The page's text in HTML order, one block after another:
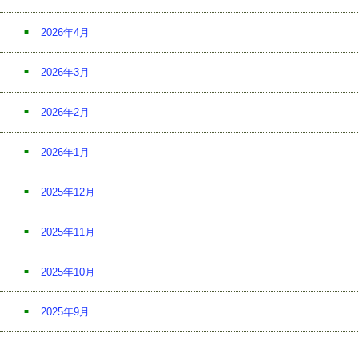
2026年4月
2026年3月
2026年2月
2026年1月
2025年12月
2025年11月
2025年10月
2025年9月